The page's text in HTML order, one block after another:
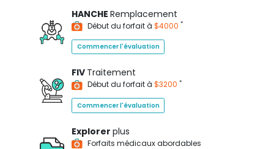
HANCHE Remplacement
Début du forfait à $4000 *
Commencer l'évaluation
FIV Traitement
Début du forfait à $3200 *
Commencer l'évaluation
Explorer plus
Forfaits médicaux abordables